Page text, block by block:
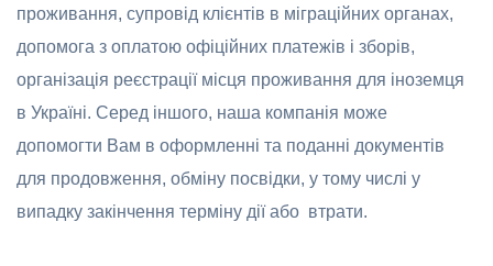
проживання, супровід клієнтів в міграційних органах,
допомога з оплатою офіційних платежів і зборів,
організація реєстрації місця проживання для іноземця
в Україні. Серед іншого, наша компанія може
допомогти Вам в оформленні та поданні документів
для продовження, обміну посвідки, у тому числі у
випадку закінчення терміну дії або втрати.